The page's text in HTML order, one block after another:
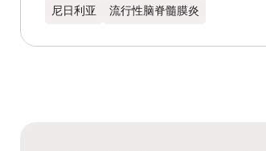
尼日利亚 流行性脑脊髓膜炎